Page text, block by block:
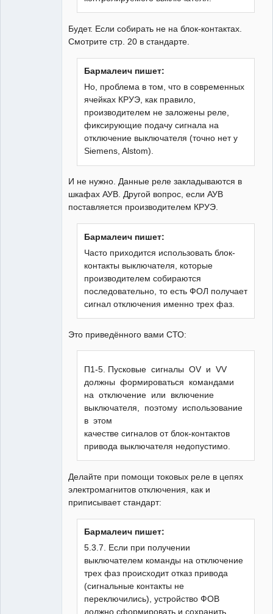
Будет. Если собирать не на блок-контактах.
Смотрите стр. 20 в стандарте.
Бармалеич пишет:
Но, проблема в том, что в современных
ячейках КРУЭ, как правило,
производителем не заложены реле,
фиксирующие подачу сигнала на
отключение выключателя (точно нет у
Siemens, Alstom).
И не нужно. Данные реле закладываются в
шкафах АУВ. Другой вопрос, если АУВ
поставляется производителем КРУЭ.
Бармалеич пишет:
Часто приходится использовать блок-
контакты выключателя, которые
производителем собираются
последовательно, то есть ФОЛ получает
сигнал отключения именно трех фаз.
Это приведённого вами СТО:
П1-5. Пусковые сигналы OV и VV
должны формироваться командами
на отключение или включение
выключателя, поэтому использование
в этом
качестве сигналов от блок-контактов
привода выключателя недопустимо.
Делайте при помощи токовых реле в цепях
электромагнитов отключения, как и
приписывает стандарт:
Бармалеич пишет:
5.3.7. Если при получении
выключателем команды на отключение
трех фаз происходит отказ привода
(сигнальные контакты не
переключились), устройство ФОВ
должно сформировать и сохранить